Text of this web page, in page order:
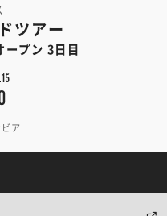
ツアー
ープン 3日目
ア